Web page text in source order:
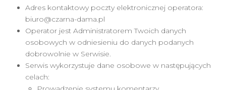
Adres kontaktowy poczty elektronicznej operatora:
biuro@czarna-dama.pl
Operator jest Administratorem Twoich danych
osobowych w odniesieniu do danych podanych
dobrowolnie w Serwisie.
Serwis wykorzystuje dane osobowe w następujących
celach: